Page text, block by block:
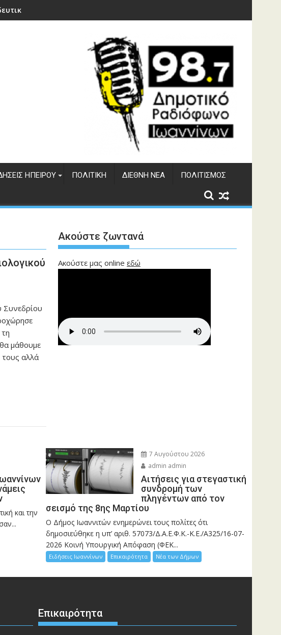
φράγματος Αώου
ΗΠΕΊΡΟΥ ΠΟΛΙΤΙΚΉ ΔΙΕΘΝΉ ΝΈΑ ΠΟΛΙΤΙΣΜΌΣ
Συνεδρίου
μάθουμε
τους αλλά
Ακούστε ζωντανά
Ακούστε μας online εδώ
και την
7 Αυγούστου 2026
admin admin
Αιτήσεις για στεγαστική
συνδρομή των
πληγέντων από τον
σεισμό της 8ης Μαρτίου
Ο Δήμος Ιωαννιτών ενημερώνει τους πολίτες ότι
δημοσιεύθηκε η υπ’ αριθ. 57073/Δ.Α.Ε.Φ.Κ.-Κ.Ε./Α325/16-07-
2026 Κοινή Υπουργική Απόφαση (ΦΕΚ...
Ειδήσεις Ιωαννίνων Επικαιρότητα Νέα των Δήμων
Επικαιρότητα